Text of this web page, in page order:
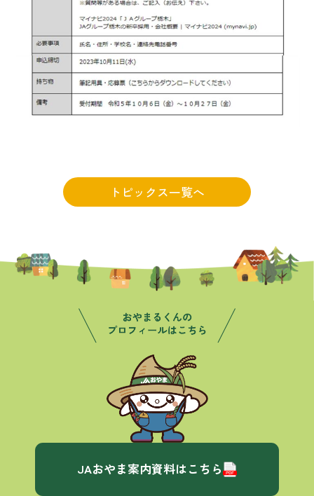
トピックス一覧へ
JAおやま案内資料はこちら